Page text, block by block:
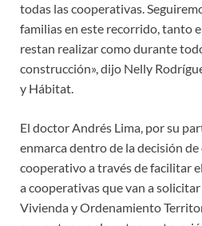
todas las cooperativas.
familias en este recorrido, tanto
restan realizar como durante
construcción», dijo Nelly
y Hábitat.
El doctor Andrés Lima, por su
enmarca dentro de la decisión
cooperativo a través de facilitar
a cooperativas que van a
Vivienda y Ordenamiento